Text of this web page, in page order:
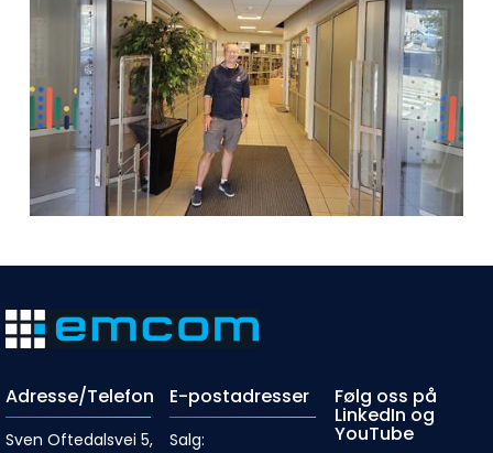
Adresse/Telefon
Sven Oftedalsvei 5,
E-postadresser
Salg:
Følg oss på
LinkedIn og
YouTube